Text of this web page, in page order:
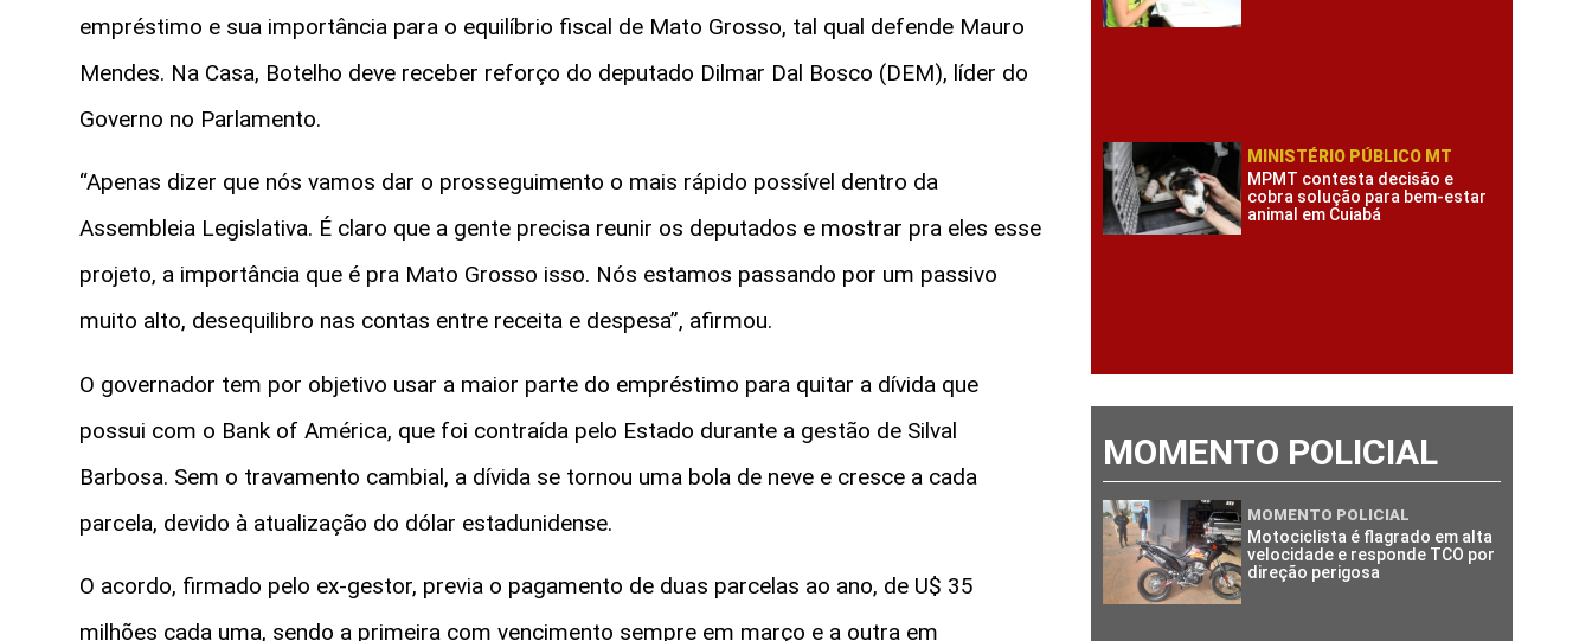
empréstimo e sua importância para o equilíbrio fiscal de Mato Grosso, tal qual defende Mauro
Mendes. Na Casa, Botelho deve receber reforço do deputado Dilmar Dal Bosco (DEM), líder do
Governo no Parlamento.
“Apenas dizer que nós vamos dar o prosseguimento o mais rápido possível dentro da
Assembleia Legislativa. É claro que a gente precisa reunir os deputados e mostrar pra eles esse
projeto, a importância que é pra Mato Grosso isso. Nós estamos passando por um passivo
muito alto, desequilibro nas contas entre receita e despesa”, afirmou.
O governador tem por objetivo usar a maior parte do empréstimo para quitar a dívida que
possui com o Bank of América, que foi contraída pelo Estado durante a gestão de Silval
Barbosa. Sem o travamento cambial, a dívida se tornou uma bola de neve e cresce a cada
parcela, devido à atualização do dólar estadunidense.
O acordo, firmado pelo ex-gestor, previa o pagamento de duas parcelas ao ano, de U$ 35
milhões cada uma, sendo a primeira com vencimento sempre em março e a outra em
MINISTÉRIO PÚBLICO MT
MPMT contesta decisão e
cobra solução para bem-estar
animal em Cuiabá
MOMENTO POLICIAL
MOMENTO POLICIAL
Motociclista é flagrado em alta
velocidade e responde TCO por
direção perigosa